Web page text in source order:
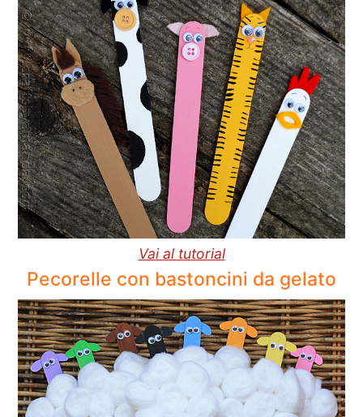
Vai al tutorial
Pecorelle con bastoncini da gelato